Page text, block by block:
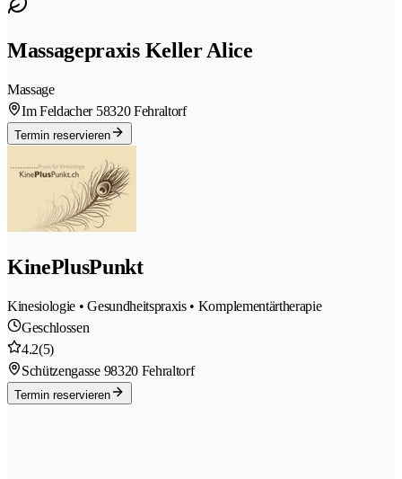
Massagepraxis Keller Alice
Massage
Im Feldacher 58320 Fehraltorf
Termin reservieren
KinePlusPunkt
Kinesiologie • Gesundheitspraxis • Komplementärtherapie
Geschlossen
4.2(5)
Schützengasse 98320 Fehraltorf
Termin reservieren